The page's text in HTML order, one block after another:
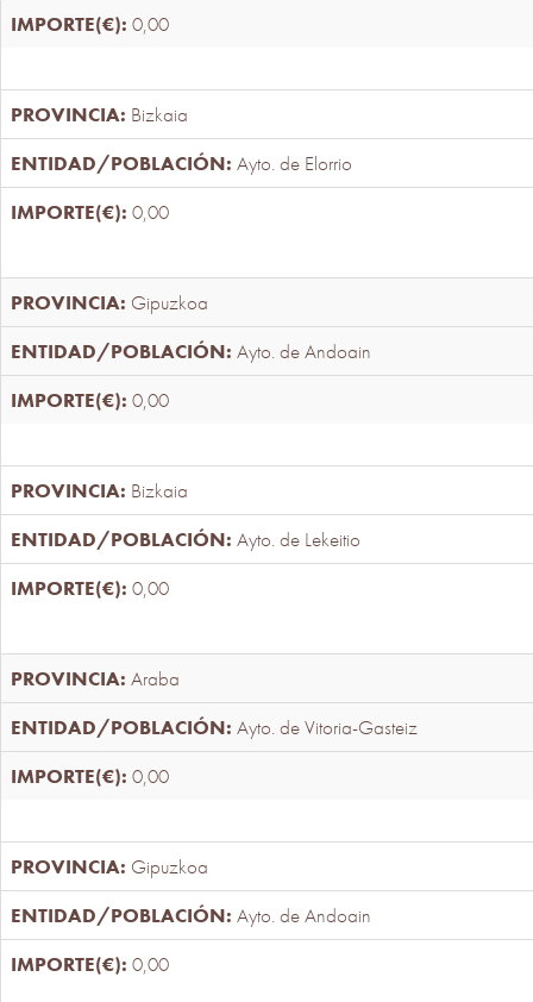
0,00
Bizkaia
Ayto. de Elorrio
0,00
Gipuzkoa
Ayto. de Andoain
0,00
Bizkaia
Ayto. de Lekeitio
0,00
Araba
Ayto. de Vitoria-Gasteiz
0,00
Gipuzkoa
Ayto. de Andoain
0,00